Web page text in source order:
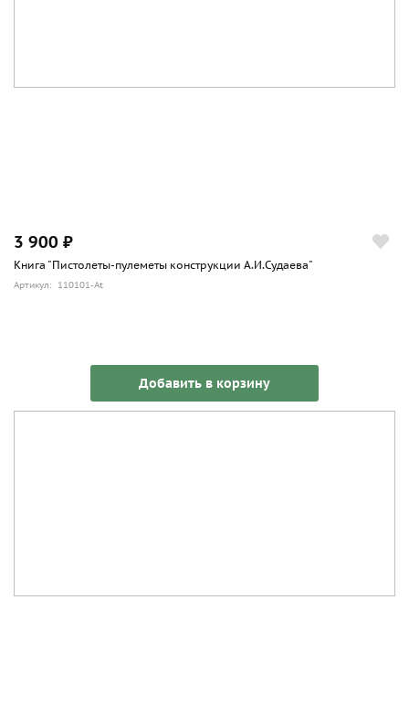
3 900 ₽
Книга "Пистолеты-пулеметы конструкции А.И.Судаева"
Артикул: 110101-At
Добавить в корзину